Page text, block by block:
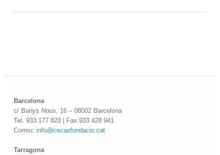
Barcelona
c/ Banys Nous, 16 – 08002 Barcelona
Tel. 933 177 820 | Fax 933 428 941
Correu:info@cecasfundacio.cat
Tarragona